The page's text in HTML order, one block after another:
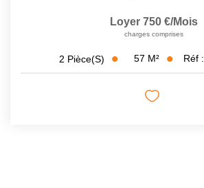
Loyer 750 €/mois
charges comprises
2 Pièce(s) 57 M² Réf :